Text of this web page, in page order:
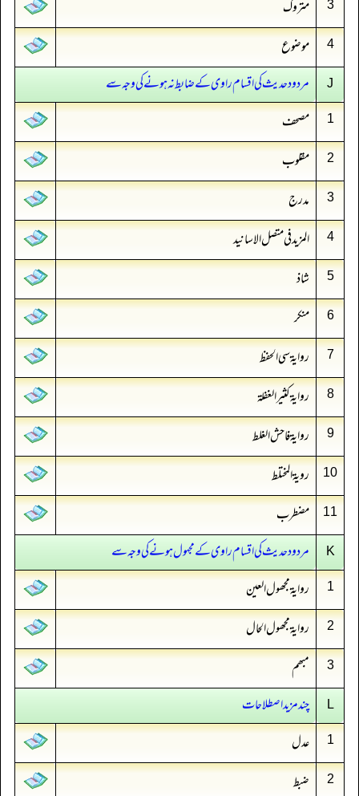
3 متروک
4 موضوع
J مردود حدیث کی اقسام راوی کے ضابط نہ ہونے کی وجہ سے
1 مصحف
2 مقلوب
3 مدرج
4 المزید فی متصل الاسانید
5 شاذ
6 منکر
7 روایۃ سی الحفظ
8 روایۃ کثیر الغفلۃ
9 روایۃ فاحش الغلط
10 رویۃ المختلط
11 مضطرب
K مردود حدیث کی اقسام راوی کے مجہول ہونے کی وجہ سے
1 روایۃ مجھول العین
2 روایۃ مجھول الحال
3 مبھم
L چند مزید اصطلاحات
1 عدل
2 ضبط